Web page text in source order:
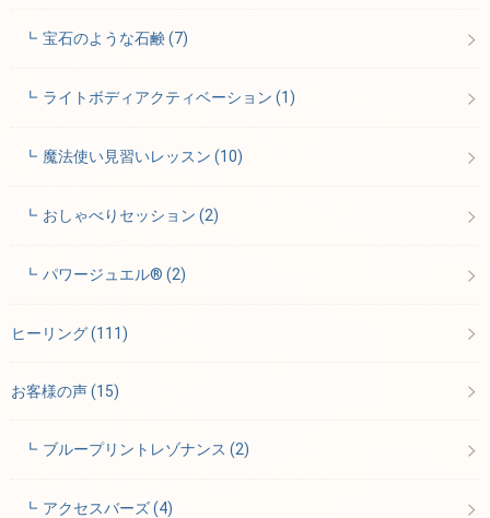
宝石のような石鹸(7)
ライトボディアクティベーション(1)
魔法使い見習いレッスン(10)
おしゃべりセッション(2)
パワージュエル®(2)
ヒーリング(111)
お客様の声(15)
ブループリントレゾナンス(2)
アクセスバーズ(4)